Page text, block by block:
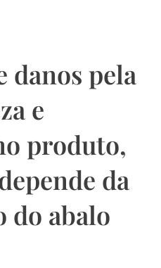
danos pela
e
produto,
da
do abalo